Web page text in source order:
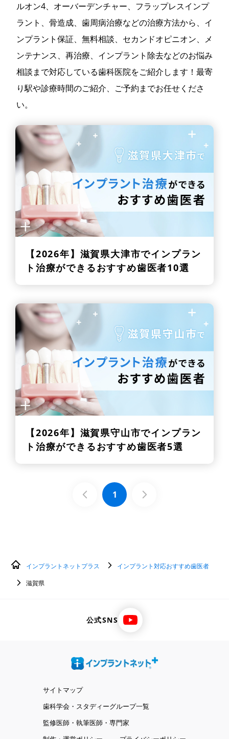
ルオン4、オーバーデンチャー、フラップレスインプ
ラント、骨造成、歯周病治療などの治療方法から、イ
ンプラント保証、無料相談、セカンドオピニオン、メ
ンテナンス、再治療、インプラント除去などのお悩み
相談まで対応している歯科医院をご紹介します！最寄
り駅や診療時間のご紹介、ご予約までお任せくださ
い。
【2026年】 滋賀県大津市でインプラン
ト治療ができるおすすめ歯医者10選
【2026年】 滋賀県守山市でインプラン
ト治療ができるおすすめ歯医者5選
1
インプラントネットプラス
インプラント対応おすすめ歯医者
滋賀県
公式SNS
サイトマップ
歯科学会・スタディーグループ一覧
監修医師・執筆医師・専門家